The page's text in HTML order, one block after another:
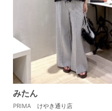
みたん
PRIMA けやき通り店